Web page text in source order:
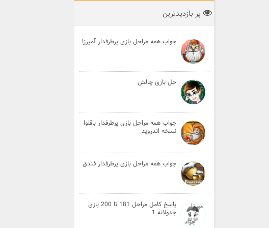
پر بازدیدترین
جواب همه مراحل بازی پرطرفدار آمیرزا
حل بازی چالش
جواب همه مراحل بازی پرطرفدار باقلوا
نسخه اندروید
جواب همه مراحل بازی پرطرفدار فندق
پاسخ کامل مراحل 181 تا 200 بازی
جدولانه 1